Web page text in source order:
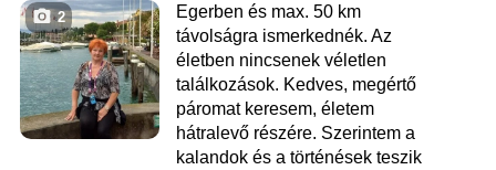
2
Egerben és max. 50 km
távolságra ismerkednék. Az
életben nincsenek véletlen
találkozások. Kedves, megértő
páromat keresem, életem
hátralevő részére. Szerintem a
kalandok és a történések teszik